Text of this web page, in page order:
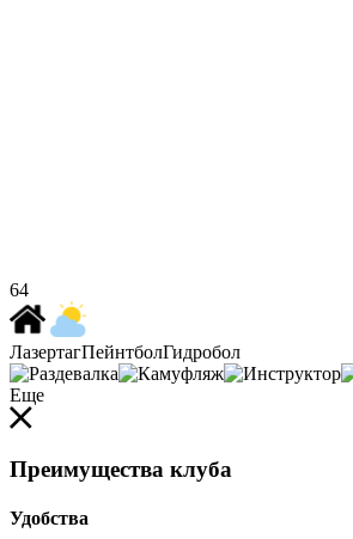
64
ЛазертагПейнтболГидробол
Еще
Преимущества клуба
Удобства